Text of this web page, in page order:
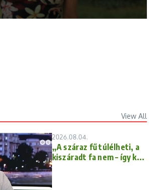
View All
2026.08.04.
„A száraz fű túlélheti, a
kiszáradt fa nem – így k...